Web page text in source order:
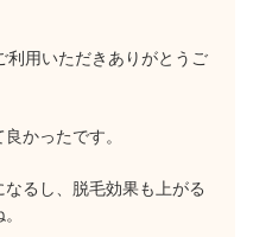
利用いただきありがとうご
かったです。
るし、脱毛効果も上がる